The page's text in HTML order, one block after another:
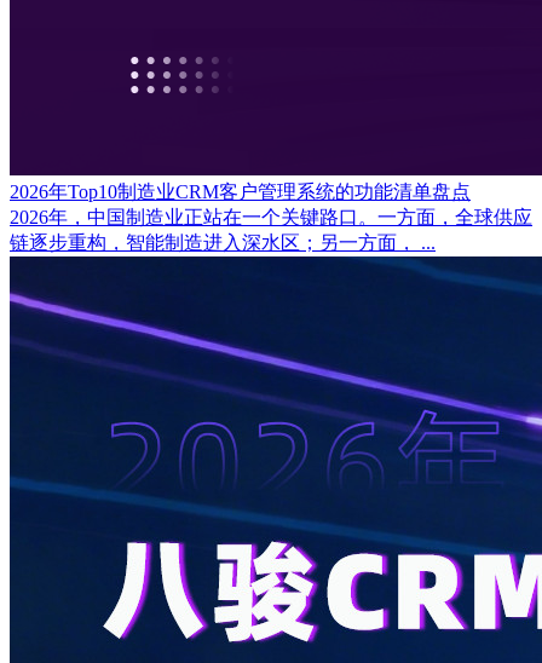
2026年Top10制造业CRM客户管理系统的功能清单盘点
2026年，中国制造业正站在一个关键路口。一方面，全球供应
链逐步重构，智能制造进入深水区；另一方面， ...